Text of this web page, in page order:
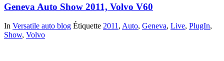
Geneva Auto Show 2011, Volvo V60
In Versatile auto blog Étiquette 2011 , Auto, Geneva, Live, PlugIn,
Show, Volvo